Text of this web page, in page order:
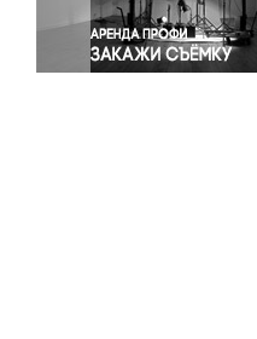
Экономика и бизнес